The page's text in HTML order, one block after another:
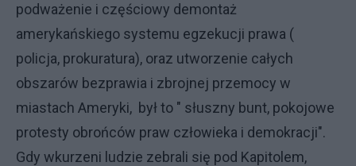
podważenie i częściowy demontaż
amerykańskiego systemu egzekucji prawa (
policja, prokuratura), oraz utworzenie całych
obszarów bezprawia i zbrojnej przemocy w
miastach Ameryki, był to " słuszny bunt, pokojowe
protesty obrońców praw człowieka i demokracji".
Gdy wkurzeni ludzie zebrali się pod Kapitolem,